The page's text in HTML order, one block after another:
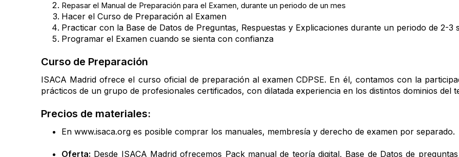
Repasar el Manual de Preparación para el Examen, durante un periodo de un mes
Hacer el Curso de Preparación al Examen
Practicar con la Base de Datos de Preguntas, Respuestas y Explicaciones durante un periodo de 2-3
Programar el Examen cuando se sienta con confianza
Curso de Preparación
ISACA Madrid ofrece el curso oficial de preparación al examen CDPSE. En él, contamos con la
prácticos de un grupo de profesionales certificados, con dilatada experiencia en los distintos dominios del
Precios de materiales:
En www.isaca.org es posible comprar los manuales, membresía y derecho de examen por separado.
Oferta: Desde ISACA Madrid ofrecemos Pack manual de teoría digital, Base de Datos de